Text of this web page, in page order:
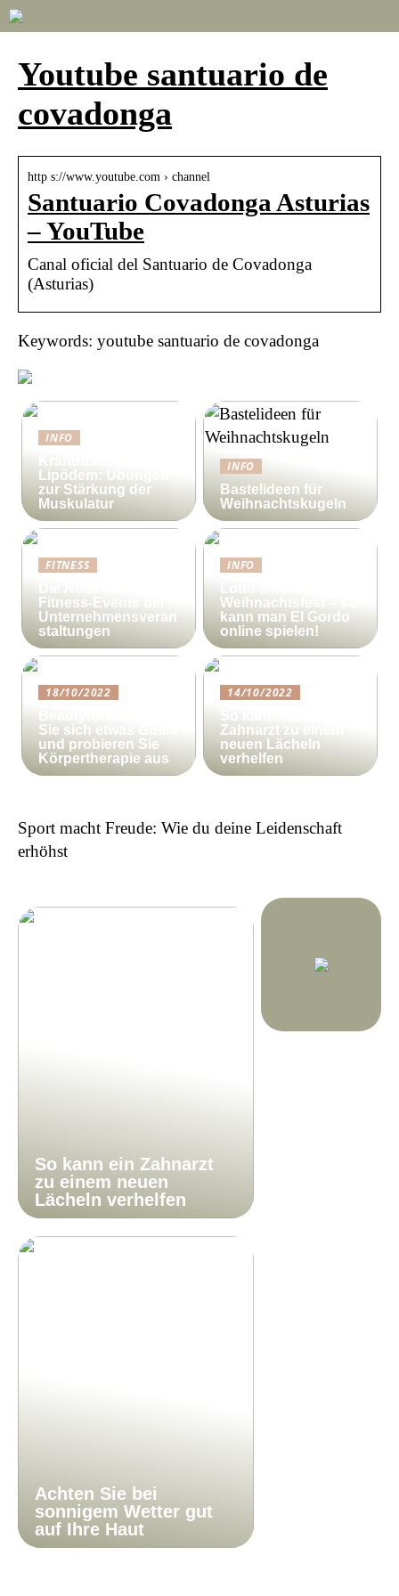
Youtube santuario de
covadonga
http s://www.youtube.com › channel
Santuario Covadonga Asturias
– YouTube
Canal oficial del Santuario de Covadonga
(Asturias)
Keywords: youtube santuario de covadonga
INFO
Lipödem: Übungen
zur Stärkung der
Muskulatur
INFO
Bastelideen für
Weihnachtskugeln
FITNESS
Fitness-Events bei
Unternehmensveran
staltungen
INFO
Weihnachtsfest – so
kann man El Gordo
online spielen!
18/10/2022
Sie sich etwas Gutes
und probieren Sie
Körpertherapie aus
14/10/2022
Zahnarzt zu einem
neuen Lächeln
verhelfen
Sport macht Freude: Wie du deine Leidenschaft
erhöhst
So kann ein Zahnarzt
zu einem neuen
Lächeln verhelfen
Achten Sie bei
sonnigem Wetter gut
auf Ihre Haut